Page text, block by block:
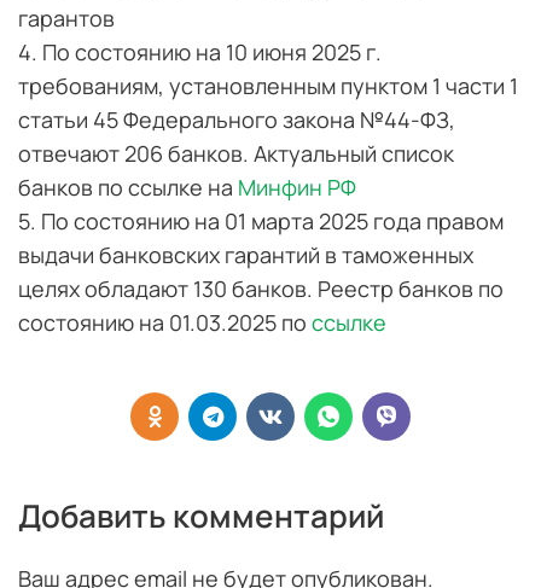
гарантов
4. По состоянию на 10 июня 2025 г.
требованиям, установленным пунктом 1 части 1
статьи 45 Федерального закона №44-ФЗ,
отвечают 206 банков. Актуальный список
банков по ссылке на Минфин РФ
5. По состоянию на 01 марта 2025 года правом
выдачи банковских гарантий в таможенных
целях обладают 130 банков. Реестр банков по
состоянию на 01.03.2025 по ссылке
Добавить комментарий
Ваш адрес email не будет опубликован.